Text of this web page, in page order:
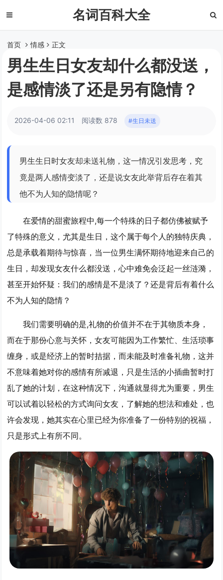
名词百科大全
首页 情感 正文
男生生日女友却什么都没送，
是感情淡了还是另有隐情？
2026-04-06 02:11 阅读数 878 #生日未送
男生生日时女友却未送礼物，这一情况引发思考，究
竟是两人感情变淡了，还是说女友此举背后存在着其
他不为人知的隐情呢？
在爱情的甜蜜旅程中,每一个特殊的日子都仿佛被赋予
了特殊的意义，尤其是生日，这个属于每个人的独特庆典，
总是承载着期待与惊喜，当一位男生满怀期待地迎来自己的
生日，却发现女友什么都没送，心中难免会泛起一丝涟漪，
甚至开始怀疑：我们的感情是不是淡了？还是背后有着什么
不为人知的隐情？
我们需要明确的是,礼物的价值并不在于其物质本身，
而在于那份心意与关怀，女友可能因为工作繁忙、生活琐事
缠身，或是经济上的暂时拮据，而未能及时准备礼物，这并
不意味着她对你的感情有所减退，只是生活的小插曲暂时打
乱了她的计划，在这种情况下，沟通就显得尤为重要，男生
可以试着以轻松的方式询问女友，了解她的想法和难处，也
许会发现，她其实在心里已经为你准备了一份特别的祝福，
只是形式上有所不同。